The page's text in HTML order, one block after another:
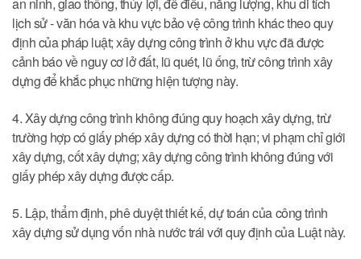
lịch sử - văn hóa và khu vực bảo vệ công trình khác theo quy
định của pháp luật; xây dựng công trình ở khu vực đã được
cảnh báo về nguy cơ lở đất, lũ quét, lũ ống, trừ công trình xây
dựng để khắc phục những hiện tượng này.
4. Xây dựng công trình không đúng quy hoạch xây dựng, trừ
trường hợp có giấy phép xây dựng có thời hạn; vi phạm chỉ giới
xây dựng, cốt xây dựng; xây dựng công trình không đúng với
giấy phép xây dựng được cấp.
5. Lập, thẩm định, phê duyệt thiết kế, dự toán của công trình
xây dựng sử dụng vốn nhà nước trái với quy định của Luật này.